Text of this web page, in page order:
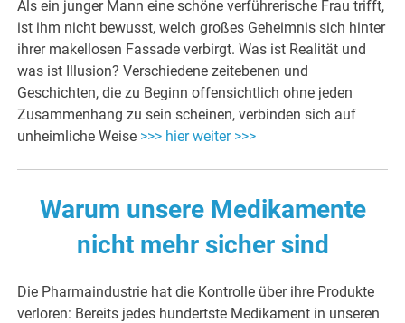
Als ein junger Mann eine schöne verführerische Frau trifft,
ist ihm nicht bewusst, welch großes Geheimnis sich hinter
ihrer makellosen Fassade verbirgt. Was ist Realität und
was ist Illusion? Verschiedene zeitebenen und
Geschichten, die zu Beginn offensichtlich ohne jeden
Zusammenhang zu sein scheinen, verbinden sich auf
unheimliche Weise >>> hier weiter >>>
Warum unsere Medikamente
nicht mehr sicher sind
Die Pharmaindustrie hat die Kontrolle über ihre Produkte
verloren: Bereits jedes hundertste Medikament in unseren